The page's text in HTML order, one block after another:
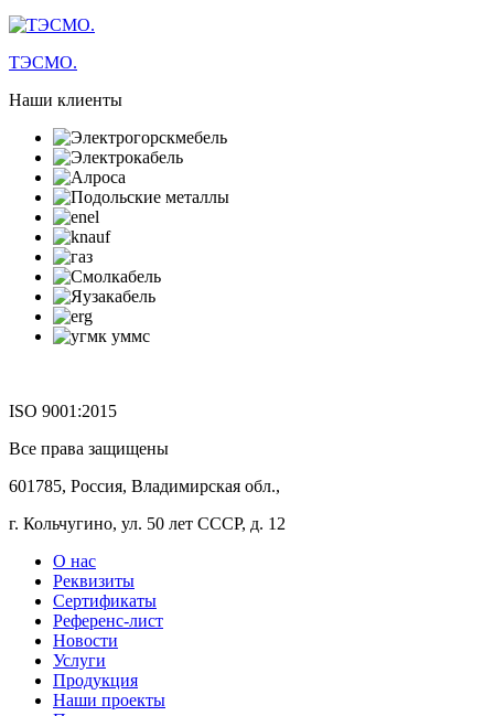
ТЭСМО.
Наши клиенты
ISO 9001:2015
Все права защищены
601785, Россия, Владимирская обл.,
г. Кольчугино, ул. 50 лет СССР, д. 12
О нас
Реквизиты
Сертификаты
Референс-лист
Новости
Услуги
Продукция
Наши проекты